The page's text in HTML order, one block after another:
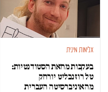
אלימות מינית
בעקבות מחאת הסטודנטיות:
טל רוזנבליט יורחק
מהאוניברסיטה העברית